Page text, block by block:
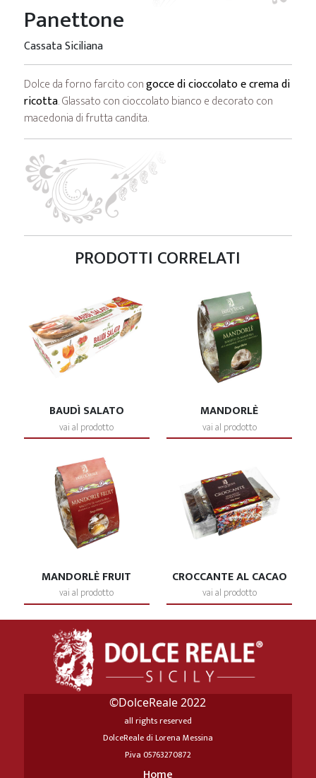
Panettone
Cassata Siciliana
Dolce da forno farcito congocce di cioccolato e crema di
ricotta. Glassato con cioccolato bianco e decorato con
macedonia di frutta candita.
PRODOTTI CORRELATI
BAUDÌ SALATO
vai al prodotto
MANDORLÈ
vai al prodotto
MANDORLÈ FRUIT
vai al prodotto
CROCCANTE AL CACAO
vai al prodotto
©DolceReale 2022
all rights reserved
DolceReale di Lorena Messina
P.iva 05763270872